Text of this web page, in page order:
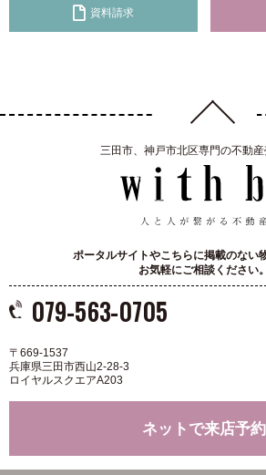
資料請求
三田市、神戸市北区専門の不動
ポータルサイトやこちらに掲載のない
お気軽にご相談ください。
079-563-0705
〒669-1537
兵庫県三田市西山2-28-3
ロイヤルスクエアA203
ネットで来店予約